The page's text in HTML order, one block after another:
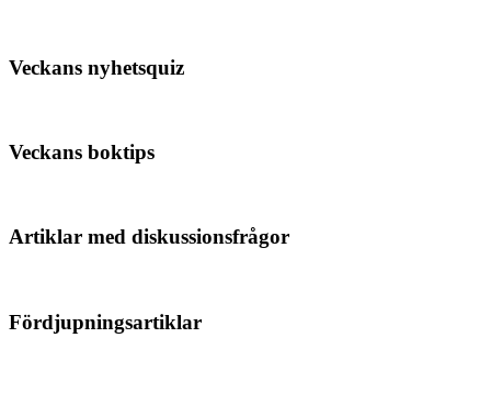
Veckans nyhetsquiz
Veckans boktips
Artiklar med diskussionsfrågor
Fördjupningsartiklar